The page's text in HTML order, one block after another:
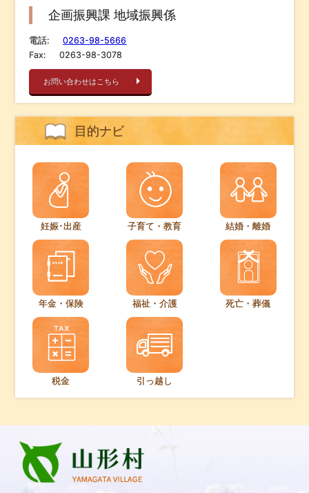
企画振興課 地域振興係
電話:
0263-98-5666
Fax:
0263-98-3078
お問い合わせはこちら
目的ナビ
妊娠･出産 子育て・教育 結婚・離婚
年金・保険 福祉・介護 死亡・葬儀
税金 引っ越し